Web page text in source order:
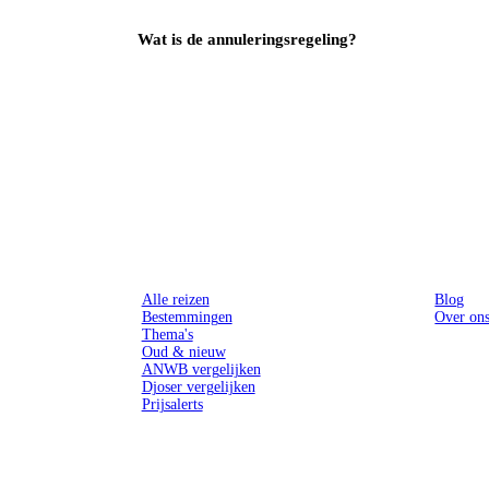
Wat is de annuleringsregeling?
Alle reizen
Bestemmingen
Thema's
Oud & nieuw
ANWB vergelijken
Djoser vergelijken
Prijsalerts
Blog
Over ons